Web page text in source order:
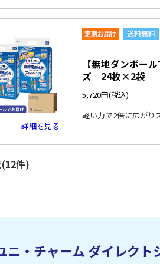
詳細を見る
【無地ダンボー
ズ 24枚×2袋
5,720円(税込)
軽い力で2倍に広がり
件)
ニ・チャーム ダイレクト